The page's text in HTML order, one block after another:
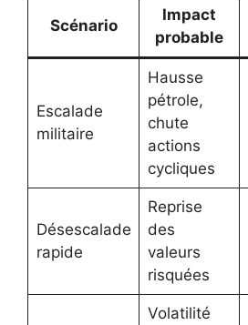
Scénario
Impact
probable
Escalade
militaire
Hausse
pétrole,
chute
actions
cycliques
Désescalade
rapide
Reprise
des
valeurs
risquées
Volatilité